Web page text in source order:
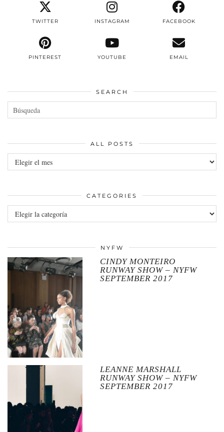
TWITTER INSTAGRAM FACEBOOK
PINTEREST YOUTUBE EMAIL
SEARCH
ALL POSTS
All
posts
CATEGORIES
Categories
NYFW
CINDY MONTEIRO
RUNWAY SHOW – NYFW
SEPTEMBER 2017
LEANNE MARSHALL
RUNWAY SHOW – NYFW
SEPTEMBER 2017